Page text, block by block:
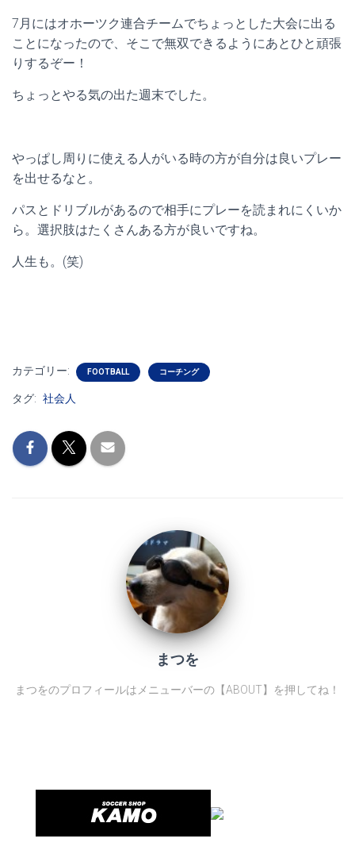
7月にはオホーツク連合チームでちょっとした大会に出る
ことになったので、そこで無双できるようにあとひと頑張
りするぞー！
ちょっとやる気の出た週末でした。
やっぱし周りに使える人がいる時の方が自分は良いプレー
を出せるなと。
パスとドリブルがあるので相手にプレーを読まれにくいか
ら。選択肢はたくさんある方が良いですね。
人生も。(笑)
カテゴリー: FOOTBALL コーチング
タグ: 社会人
まつを
まつをのプロフィールはメニューバーの【ABOUT】を押してね！